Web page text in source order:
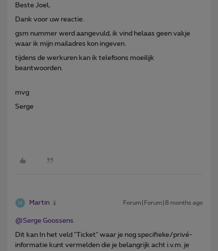
Beste Joel,
Dank voor uw reactie.
gsm nummer werd aangevuld, ik vind helaas geen vakje
waar ik mijn mailadres kon ingeven.
tijdens de werkuren kan ik telefoons moeilijk
beantwoorden.
mvg
Serge
Martin Forum|Forum|8 months ago
@Serge Goossens
Dit kan In het veld "Ticket" waar je nog specifieke/privé-
informatie kunt vermelden die je belangrijk acht i.v.m. je